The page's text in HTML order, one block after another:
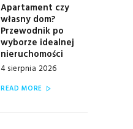
Next
post:
Apartament czy
własny dom?
Przewodnik po
wyborze idealnej
nieruchomości
4 sierpnia 2026
READ MORE